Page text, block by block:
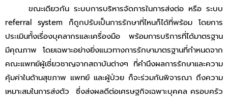
ขณะเดียวกัน ระบบการบริหารจัดการในการส่งต่อ หรือ ระบบ
referral system ก็ถูกปรับเป็นการรักษาที่ไหนก็ได้ที่พร้อม โดยการ
ประเมินทั้งเรื่องบุคลากรและเครื่องมือ พร้อมการบริการที่ได้มาตรฐาน
มีคุณภาพ โดยเฉพาะอย่างยิ่งแนวทางการรักษามาตรฐานที่กำหนดจาก
คณะแพทย์ผู้เชี่ยวชาญจากสถาบันต่างๆ ที่คำนึงผลการรักษาและความ
คุ้มค่าในด้านสุขภาพ แพทย์ และผู้ป่วย ก็จะร่วมกันพิจารณา ถึงความ
เหมาะสมในการส่งตัว ซึ่งส่งผลดีต่อเศรษฐกิจเฉพาะบุคคล ครอบครัว